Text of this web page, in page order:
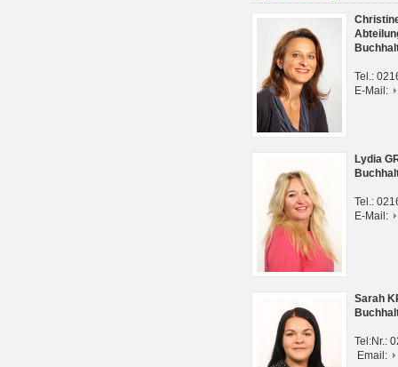
Tel.:
E-Mail:
Lydia
Tel.:
E-Mail:
Sarah
Tel:Nr.:
Email: